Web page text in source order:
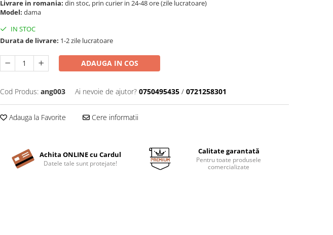
Livrare in romania: din stoc, prin curier in 24-48 ore (zile lucratoare)
Model: dama
IN STOC
Durata de livrare: 1-2 zile lucratoare
ADAUGA IN COS
Cod Produs: ang003 Ai nevoie de ajutor? 0750495435 / 0721258301
Adauga la Favorite Cere informatii
Achita ONLINE cu Cardul
Datele tale sunt protejate!
Calitate garantată
Pentru toate produsele
comercializate